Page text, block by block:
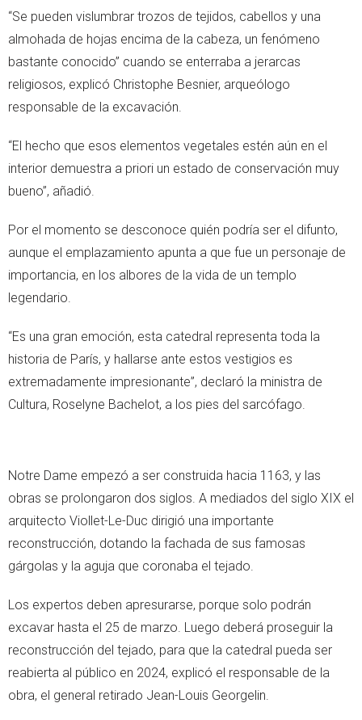
“Se pueden vislumbrar trozos de tejidos, cabellos y una
almohada de hojas encima de la cabeza, un fenómeno
bastante conocido” cuando se enterraba a jerarcas
religiosos, explicó Christophe Besnier, arqueólogo
responsable de la excavación.
“El hecho que esos elementos vegetales estén aún en el
interior demuestra a priori un estado de conservación muy
bueno”, añadió.
Por el momento se desconoce quién podría ser el difunto,
aunque el emplazamiento apunta a que fue un personaje de
importancia, en los albores de la vida de un templo
legendario.
“Es una gran emoción, esta catedral representa toda la
historia de París, y hallarse ante estos vestigios es
extremadamente impresionante”, declaró la ministra de
Cultura, Roselyne Bachelot, a los pies del sarcófago.
Notre Dame empezó a ser construida hacia 1163, y las
obras se prolongaron dos siglos. A mediados del siglo XIX el
arquitecto Viollet-Le-Duc dirigió una importante
reconstrucción, dotando la fachada de sus famosas
gárgolas y la aguja que coronaba el tejado.
Los expertos deben apresurarse, porque solo podrán
excavar hasta el 25 de marzo. Luego deberá proseguir la
reconstrucción del tejado, para que la catedral pueda ser
reabierta al público en 2024, explicó el responsable de la
obra, el general retirado Jean-Louis Georgelin.